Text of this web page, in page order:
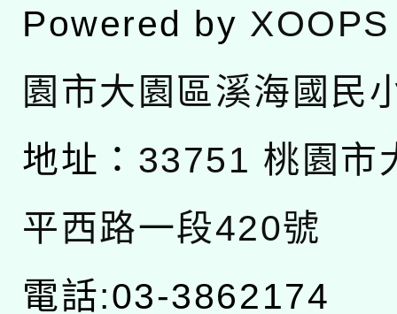
Powered by XOOPS
園市大園區溪海國民
地址： 33751 桃園市
平西路一段420號
電話:03-3862174